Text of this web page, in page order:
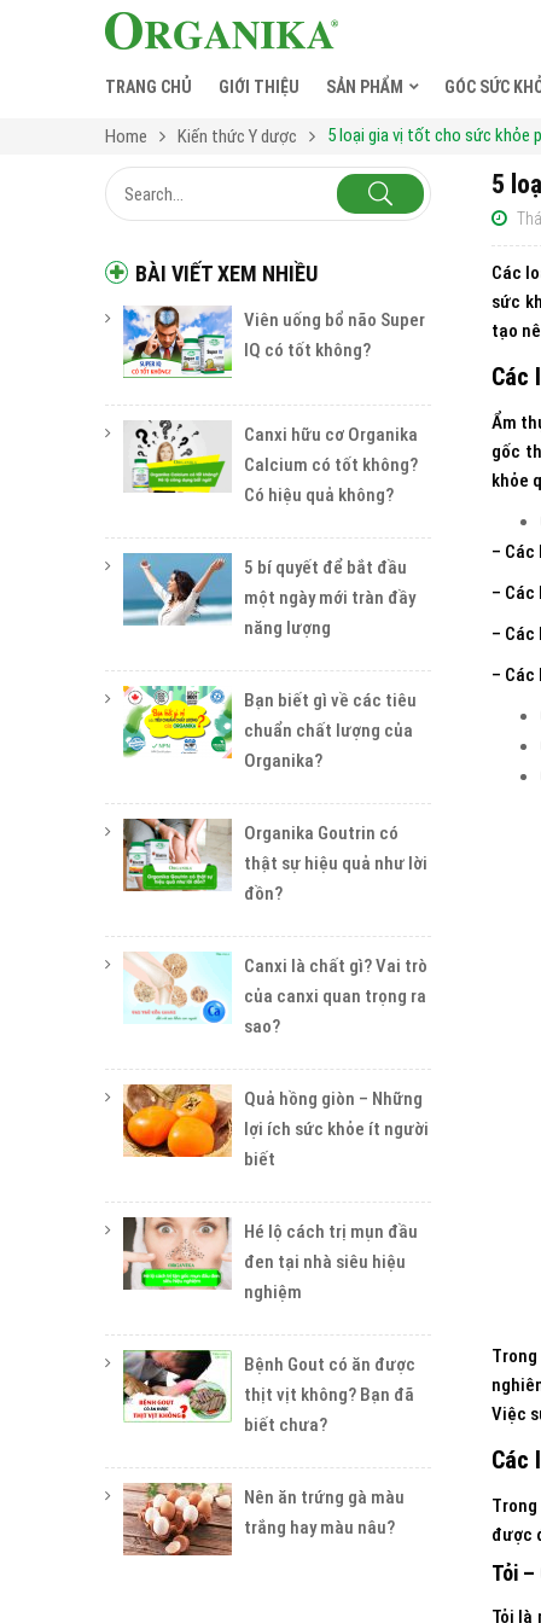
TRANG CHỦ GIỚI THIỆU SẢN PHẨM GÓC SỨC
Home Kiến thức Y dược 5 loại gia vị tốt cho sức khỏe
BÀI VIẾT XEM NHIỀU
Viên uống bổ não Super
IQ có tốt không?
Canxi hữu cơ Organika
Calcium có tốt không?
Có hiệu quả không?
5 bí quyết để bắt đầu
một ngày mới tràn đầy
năng lượng
Bạn biết gì về các tiêu
chuẩn chất lượng của
Organika?
Organika Goutrin có
thật sự hiệu quả như lời
đồn?
Canxi là chất gì? Vai trò
của canxi quan trọng ra
sao?
Quả hồng giòn – Những
lợi ích sức khỏe ít người
biết
Hé lộ cách trị mụn đầu
đen tại nhà siêu hiệu
nghiệm
Bệnh Gout có ăn được
thịt vịt không? Bạn đã
biết chưa?
Nên ăn trứng gà màu
trắng hay màu nâu?
5
Các
sức
tạo
Các
Ẩm
gốc
khỏe
–
–
–
–
Việc
Các
được
Tỏi
Tỏi là